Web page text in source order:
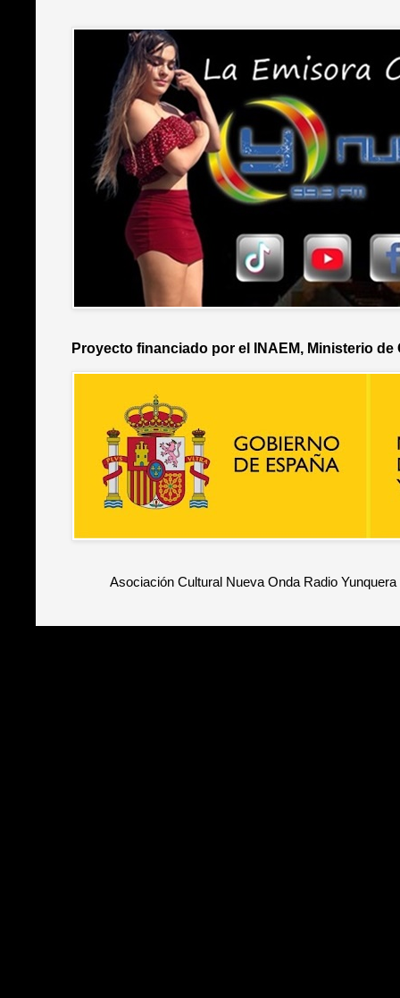
Proyecto financiado por el INAEM, Ministerio de
Asociación Cultural Nueva Onda Radio